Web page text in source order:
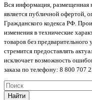
Вся информация, размещенная
является публичной офертой,
Гражданского кодекса РФ.
изменения в технические
товаров без
стремится предоставлять
исключает возможность
заказа по телефону: 8 800 707
Найти